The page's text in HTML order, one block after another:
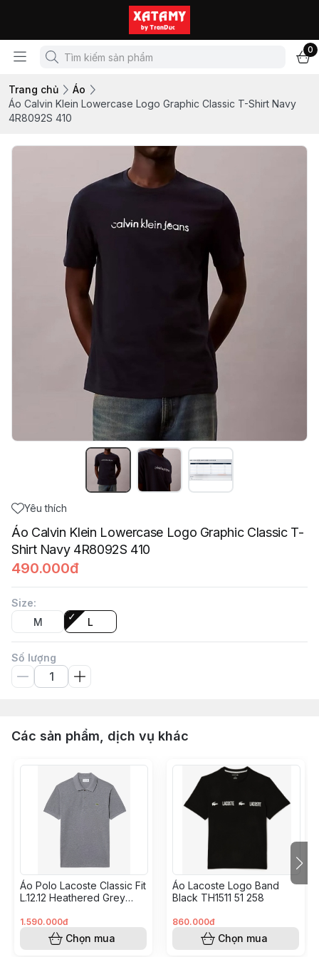
0
Trang chủ
Áo
Áo Calvin Klein Lowercase Logo Graphic Classic T-Shirt Navy
4R8092S 410
Yêu thích
Áo Calvin Klein Lowercase Logo Graphic Classic T-
Shirt Navy 4R8092S 410
490.000đ
Size:
M
L
Số lượng
Các sản phẩm, dịch vụ khác
Áo Polo Lacoste Classic Fit
L.12.12 Heathered Grey
1.590.000đ
Chọn mua
Áo Lacoste Logo Band
Black TH1511 51 258
860.000đ
Chọn mua